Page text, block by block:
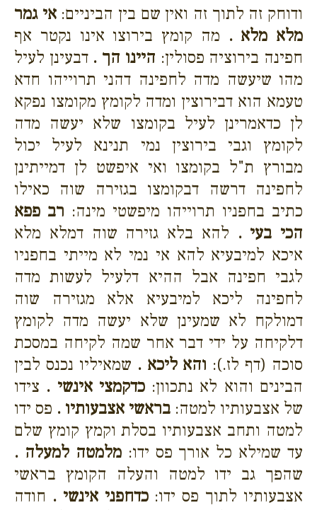
ודוחק זה לתוך זה ואין שם בין הביניים:אי גמר
מלא מלא . מה קומץ בירוצו אינו נקטר אף
חפינה בירוציה פסולין: היינו הך . דבעינן לעיל
מהו שיעשה מדה לחפינה דהני תרוייהו חדא
טעמא הוא דבירוצין ומדה לקומץ מקומצו נפקא
לן כדאמרינן לעיל בקומצו שלא יעשה מדה
לקומץ וגבי בירוצין נמי תנינא לעיל יכול
מבורץ ת"ל בקומצו ואי איפשט לן דמייתינן
לחפינה דרשה דבקומצו בגזירה שוה כאילו
כתיב בחפניו תרוייהו מיפשטי מינה: רב פפא
הכי בעי . להא בלא גזירה שוה דמלא מלא
איכא למיבעיא להא אי נמי לא מייתי בחפניו
לגבי חפינה אבל ההיא דלעיל לעשות מדה
לחפינה ליכא למיבעיא אלא מגזירה שוה
דמולקח לא שמעינן שלא יעשה מדה לקומץ
דלקיחה על ידי דבר אחר שמה לקיחה במסכת
סוכה (דף לז.): והא ליכא . שמאיליו נכנס לבין
הבינים והוא לא נתכוון:כדקמצי אינשי . צידו
של אצבעותיו למטה: בראשי אצבעותיו . פס ידו
למטה ותחב אצבעותיו בסלת וקמץ קומץ שלם
עד שמילא כל אורך פס ידו:מלמטה למעלה .
שהפך גב ידו למטה והעלה הקומץ בראשי
אצבעותיו לתוך פס ידו:כדחפני אינשי . חודה